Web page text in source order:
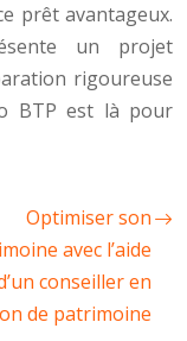
prêt avantageux.
un projet
rigoureuse
BTP est là pour
Optimiser son
avec l’aide
conseiller en
de patrimoine